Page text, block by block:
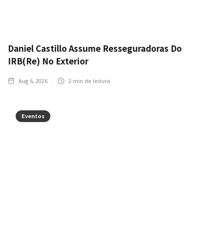
Daniel Castillo Assume Resseguradoras Do
IRB(Re) No Exterior
Aug 6, 2026 2 min de leitura
Eventos